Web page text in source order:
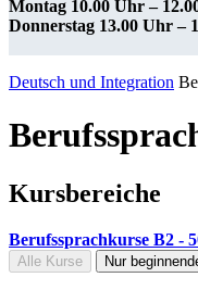
Montag 10.00 Uhr –
Donnerstag 13.00 Uhr –
Deutsch und Integration
Kursbereiche
Berufssprachkurse B2 -
Alle Kurse Nur